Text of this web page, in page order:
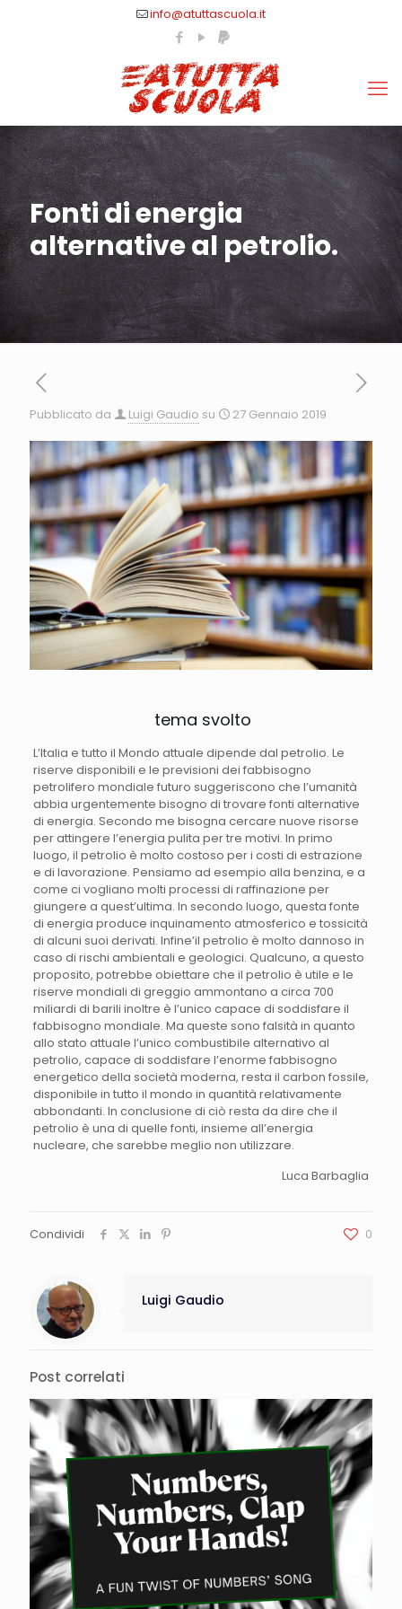
info@atuttascuola.it
Fonti di energia
alternative al petrolio.
Pubblicato da Luigi Gaudio su 27 Gennaio 2019
tema svolto
L’Italia e tutto il Mondo attuale dipende dal petrolio. Le
riserve disponibili e le previsioni dei fabbisogno
petrolifero mondiale futuro suggeriscono che l’umanità
abbia urgentemente bisogno di trovare fonti alternative
di energia. Secondo me bisogna cercare nuove risorse
per attingere l’energia pulita per tre motivi. In primo
luogo, il petrolio è molto costoso per i costi di estrazione
e di lavorazione. Pensiamo ad esempio alla benzina, e a
come ci vogliano molti processi di raffinazione per
giungere a quest’ultima. In secondo luogo, questa fonte
di energia produce inquinamento atmosferico e tossicità
di alcuni suoi derivati. Infine’il petrolio è molto dannoso in
caso di rischi ambientali e geologici. Qualcuno, a questo
proposito, potrebbe obiettare che il petrolio è utile e le
riserve mondiali di greggio ammontano a circa 700
miliardi di barili inoltre è l’unico capace di soddisfare il
fabbisogno mondiale. Ma queste sono falsità in quanto
allo stato attuale l’unico combustibile alternativo al
petrolio, capace di soddisfare l’enorme fabbisogno
energetico della società moderna, resta il carbon fossile,
disponibile in tutto il mondo in quantità relativamente
abbondanti. In conclusione di ciò resta da dire che il
petrolio è una di quelle fonti, insieme all’energia
nucleare, che sarebbe meglio non utilizzare.
Luca Barbaglia
Condividi 0
Luigi Gaudio
Post correlati